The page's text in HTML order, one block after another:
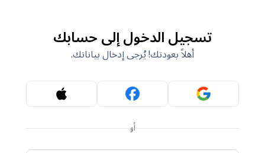
تسجيل الدخول إلى حسابك
أهلاً بعودتك! يُرجى إدخال بياناتك.
أو